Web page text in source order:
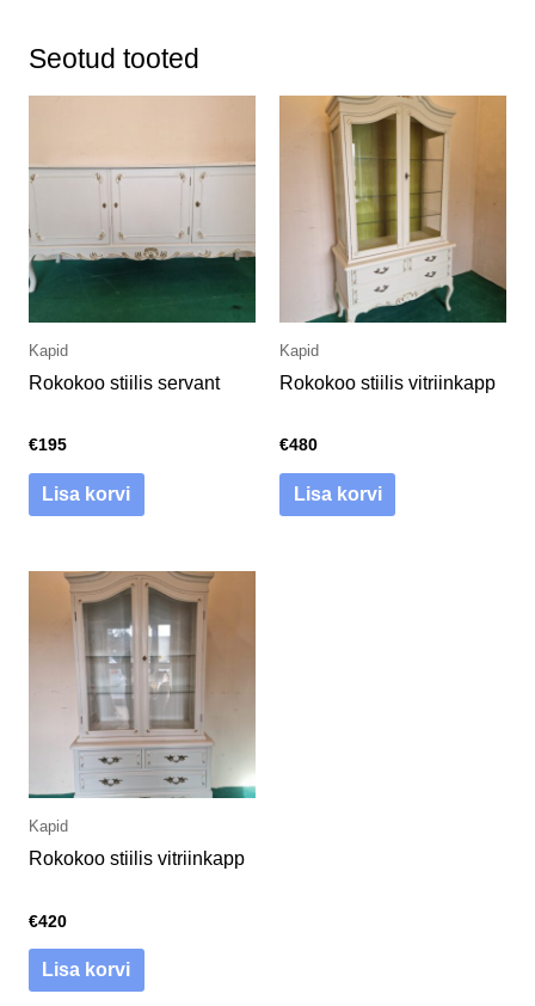
Seotud tooted
Kapid
Rokokoo stiilis servant
€195
Lisa korvi
Kapid
Rokokoo stiilis vitriinkapp
€480
Lisa korvi
Kapid
Rokokoo stiilis vitriinkapp
€420
Lisa korvi